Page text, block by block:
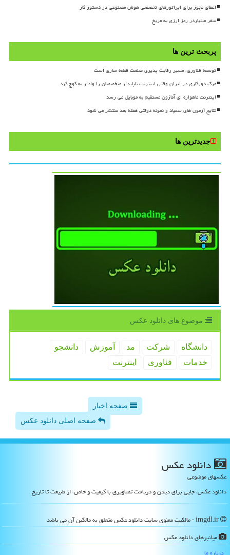
اعطای مجوز برای اپراتورهای تخصصی هوش مصنوعی در دستور کار
سفر میلیاردر رمز ارزی به مریخ
پربحث ترین ها
توسعه فناوری، مسیر رقابت پذیری صنعت قطعه سازی است
مرگ دورکاری در ایران وقتی اینترنت ناپایدار متخصصان را وادار به کوچ کرد
اینترنت ماهواره ای آمازون مستقیم به موبایل می رسد
نتایج آزمون های سمپاد و نمونه دولتی هفته بعد منتشر می شود
جدیدترین ها
موضوع های دانلود عكس
دانشگاه شركت مد آموزش
دانشجو
خدمات
فناوری اینترنت
صفحه اخبار
صفحه اصلی دانلود عکس
دانلود عكس
عکسهای موضوعی
دانلود عکس، جایی برای دیدن و دریافت تصاویری با کیفیت و خاص، از طبیعت تا تاریخ
میانبرهای دانلود عكس
درباره ما